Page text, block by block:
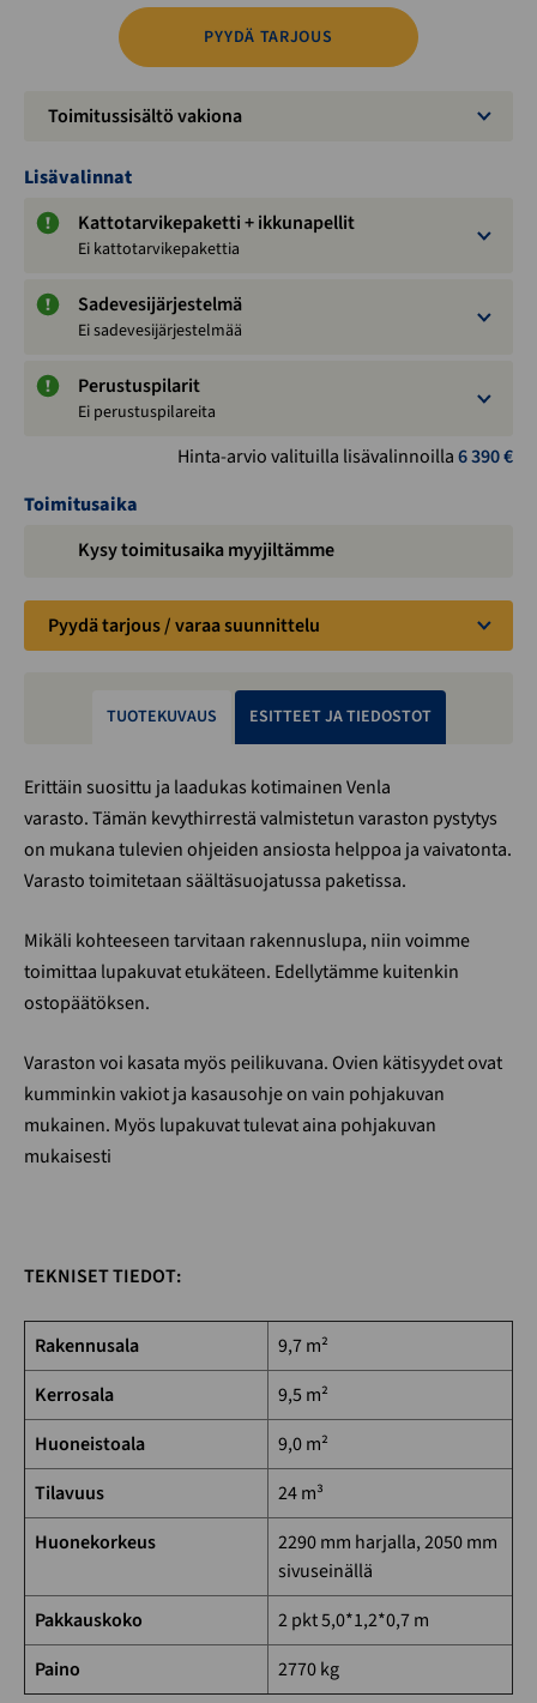
PYYDÄ TARJOUS
Toimitussisältö vakiona
Lisävalinnat
Kattotarvikepaketti + ikkunapellit
Ei kattotarvikepakettia
Sadevesijärjestelmä
Ei sadevesijärjestelmää
Perustuspilarit
Ei perustuspilareita
Hinta-arvio valituilla lisävalinnoilla6 390€
Toimitusaika
Kysy toimitusaika myyjiltämme
Pyydä tarjous / varaa suunnittelu
TUOTEKUVAUS ESITTEET JA TIEDOSTOT
Erittäin suosittu ja laadukas kotimainen Venla
varasto. Tämän kevythirrestä valmistetun varaston pystytys
on mukana tulevien ohjeiden ansiosta helppoa ja vaivatonta.
Varasto toimitetaan säältäsuojatussa paketissa.
Mikäli kohteeseen tarvitaan rakennuslupa, niin voimme
toimittaa lupakuvat etukäteen. Edellytämme kuitenkin
ostopäätöksen.
Varaston voi kasata myös peilikuvana. Ovien kätisyydet ovat
kumminkin vakiot ja kasausohje on vain pohjakuvan
mukainen. Myös lupakuvat tulevat aina pohjakuvan
mukaisesti
TEKNISET TIEDOT:
Rakennusala
9,7 m²
Kerrosala
9,5 m²
Huoneistoala
9,0 m²
Tilavuus
24 m³
Huonekorkeus
2290 mm harjalla, 2050 mm
sivuseinällä
Pakkauskoko
2 pkt 5,0*1,2*0,7 m
Paino
2770 kg